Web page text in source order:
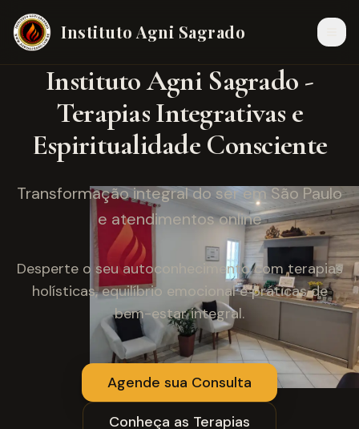
Instituto Agni Sagrado
Instituto Agni Sagrado -
Terapias Integrativas e
Espiritualidade Consciente
Transformação integral do ser em São Paulo
e atendimentos online
Desperte o seu autoconhecimento com terapias
holísticas, equilíbrio emocional e práticas de
bem-estar integral.
Agende sua Consulta
Conheça as Terapias